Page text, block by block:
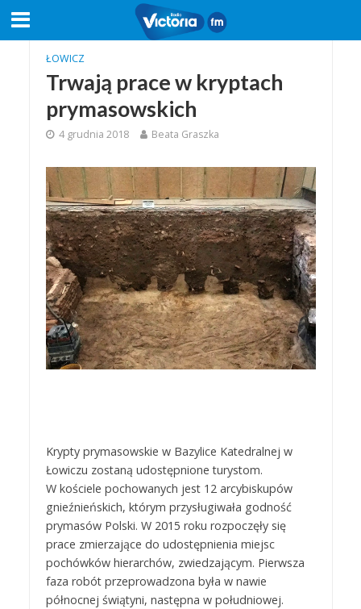
ŁOWICZ
Trwają prace w kryptach
prymasowskich
4 grudnia 2018 Beata Graszka
Krypty prymasowskie w Bazylice Katedralnej w
Łowiczu zostaną udostępnione turystom.
W kościele pochowanych jest 12 arcybiskupów
gnieźnieńskich, którym przysługiwała godność
prymasów Polski. W 2015 roku rozpoczęły się
prace zmierzające do udostępnienia miejsc
pochówków hierarchów, zwiedzającym. Pierwsza
faza robót przeprowadzona była w nawie
północnej świątyni, następna w południowej.